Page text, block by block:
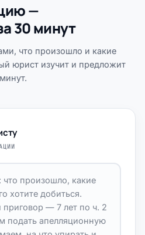
—
30 минут
что произошло и какие
юрист изучит и предложит